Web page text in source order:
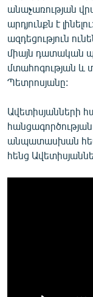
անաչառության
արդյունքն է
ազդեցություն
միայն դատական
մտահոգության և
Պետրոսյանը:
Ավետիսյանների
անպատասխան
հենց